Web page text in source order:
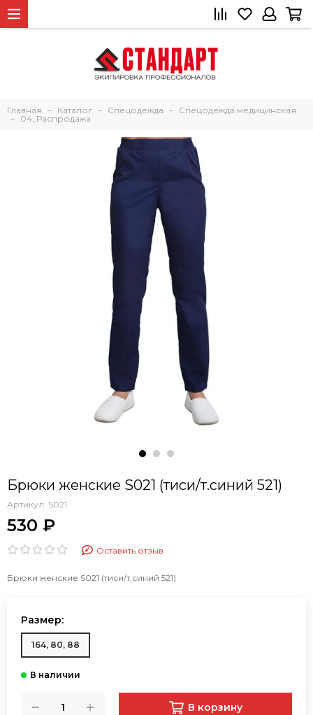
Главная Каталог Спецодежда
Спецодежда медицинская
04_Распродажа
Брюки женские S021 (тиси/т.синий 521)
Артикул: S021
530 ₽
Оставить отзыв
Брюки женские S021 (тиси/т.синий 521)
Размер:
164, 80, 88
В корзину